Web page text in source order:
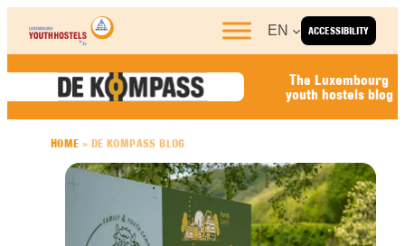
Skip to content
ACCESSIBILITY
EN
The Luxembourg
youth hostels blog
HOME » DE KOMPASS BLOG